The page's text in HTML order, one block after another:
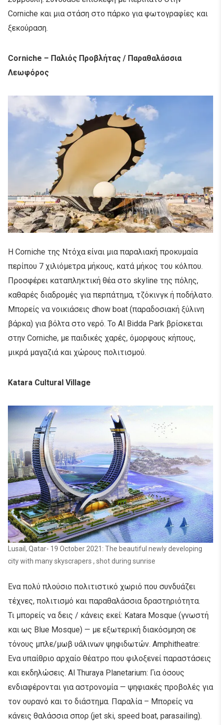
Corniche και μια στάση στο πάρκο για φωτογραφίες και
ξεκούραση.
Corniche – Παλιός Προβλήτας / Παραθαλάσσια
Λεωφόρος
Η Corniche της Ντόχα είναι μια παραλιακή προκυμαία
περίπου 7 χιλιόμετρα μήκους, κατά μήκος του κόλπου.
Προσφέρει καταπληκτική θέα στο skyline της πόλης,
καθαρές διαδρομές για περπάτημα, τζόκινγκ ή ποδήλατο.
Μπορείς να νοικιάσεις dhow boat (παραδοσιακή ξύλινη
βάρκα) για βόλτα στο νερό. To Al Bidda Park βρίσκεται
στην Corniche, με παιδικές χαρές, όμορφους κήπους,
μικρά μαγαζιά και χώρους πολιτισμού.
Katara Cultural Village
Lusail, Qatar- 19 October 2021: The beautiful newly developing
city with many skyscrapers , shot during sunrise
Ένα πολύ πλούσιο πολιτιστικό χωριό που συνδυάζει
τέχνες, πολιτισμό και παραθαλάσσια δραστηριότητα.
Τι μπορείς να δεις / κάνεις εκεί: Katara Mosque (γνωστή
και ως Blue Mosque) — με εξωτερική διακόσμηση σε
τόνους μπλε/μωβ υάλινων ψηφιδωτών. Amphitheatre:
Ένα υπαίθριο αρχαίο θέατρο που φιλοξενεί παραστάσεις
και εκδηλώσεις. Al Thuraya Planetarium: Για όσους
ενδιαφέρονται για αστρονομία — ψηφιακές προβολές για
τον ουρανό και το διάστημα. Παραλία – Μπορείς να
κάνεις θαλάσσια σπορ (jet ski, speed boat, parasailing).